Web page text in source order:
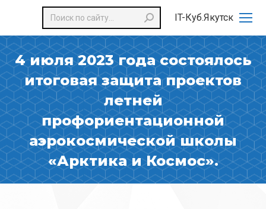
IT-Куб.Якутск
Поиск:
4 июля 2023 года состоялось
итоговая защита проектов
летней
профориентационной
аэрокосмической школы
«Арктика и Космос».